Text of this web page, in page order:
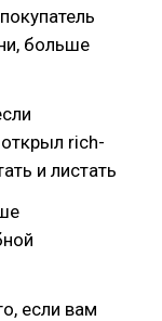
больше
открыл rich-
и листать
если вам